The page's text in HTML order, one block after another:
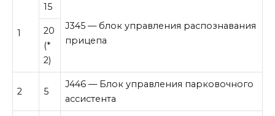
1
15
J345 — блок управления распознавания
прицепа
20
(*
2)
2 5
J446 — Блок управления парковочного
ассистента